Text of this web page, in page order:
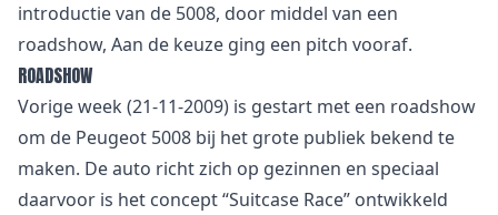
introductie van de 5008, door middel van een
roadshow, Aan de keuze ging een pitch vooraf.
ROADSHOW
Vorige week (21-11-2009) is gestart met een roadshow
om de Peugeot 5008 bij het grote publiek bekend te
maken. De auto richt zich op gezinnen en speciaal
daarvoor is het concept “Suitcase Race” ontwikkeld